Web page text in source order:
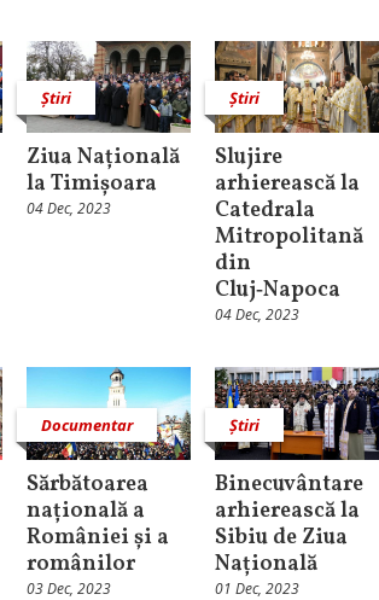
Știri
Ziua Națională
la Timișoara
04 Dec, 2023
Știri
Slujire
arhierească la
Catedrala
Mitropolitană
din
Cluj‑Napoca
04 Dec, 2023
Documentar
Sărbătoarea
națională a
României și a
românilor
03 Dec, 2023
Știri
Binecuvântare
arhierească la
Sibiu de Ziua
Națională
01 Dec, 2023